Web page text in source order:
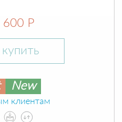
600 Р
купить
New
клиентам